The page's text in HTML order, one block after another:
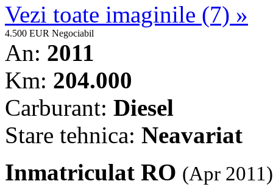
Vezi toate imaginile (7) »
4.500 EUR Negociabil
An: 2011
Km: 204.000
Carburant: Diesel
Stare tehnica: Neavariat
Inmatriculat RO (Apr 2011)